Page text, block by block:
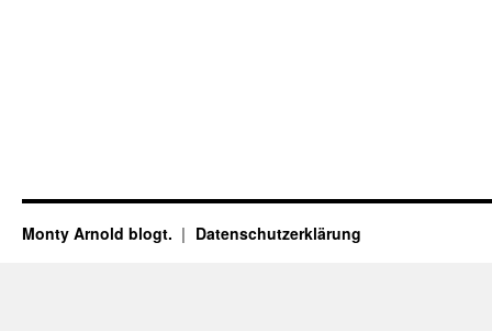
Monty Arnold blogt. Datenschutz­erklärung